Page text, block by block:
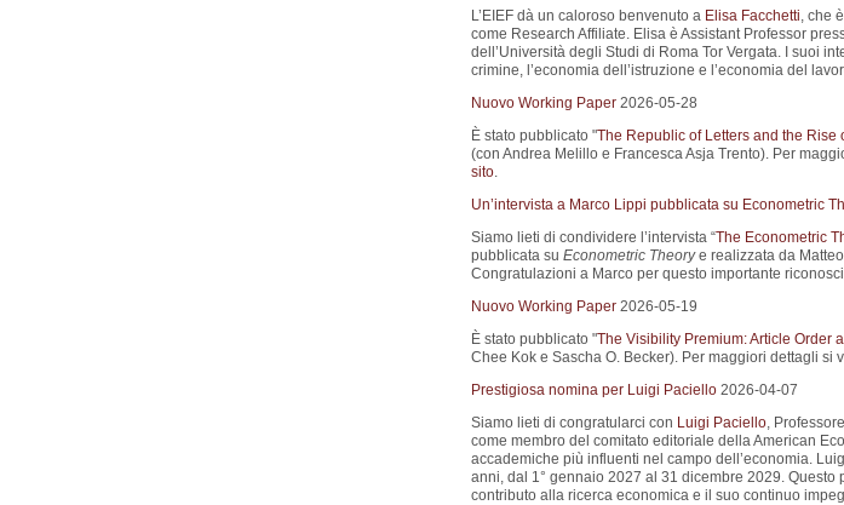
L’EIEF dà un caloroso benvenuto a Elisa Facchetti, che
come Research Affiliate. Elisa è Assistant Professor
dell’Università degli Studi di Roma Tor Vergata. I suoi
crimine, l’economia dell’istruzione e l’economia del
Nuovo Working Paper 2026-05-28
È stato pubblicato "The Republic of Letters and the Rise
(con Andrea Melillo e Francesca Asja Trento). Per
sito.
Un’intervista a Marco Lippi pubblicata su Econometric
Siamo lieti di condividere l’intervista “The Econometric
pubblicata su Econometric Theorye realizzata da
Congratulazioni a Marco per questo importante
Nuovo Working Paper 2026-05-19
È stato pubblicato "The Visibility Premium: Article Order
Chee Kok e Sascha O. Becker). Per maggiori dettagli si
Prestigiosa nomina per Luigi Paciello 2026-04-07
Siamo lieti di congratularci con Luigi Paciello,
come membro del comitato editoriale della American
accademiche più influenti nel campo dell’economia.
anni, dal 1° gennaio 2027 al 31 dicembre 2029.
contributo alla ricerca economica e il suo continuo